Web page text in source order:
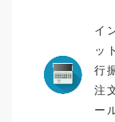
イ
ッ
行
注
ー